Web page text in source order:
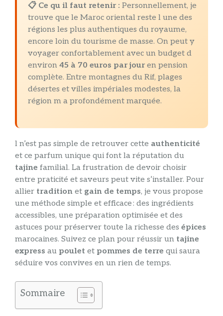
📋 Ce qu il faut retenir : Personnellement, je
trouve que le Maroc oriental reste l une des
régions les plus authentiques du royaume,
encore loin du tourisme de masse. On peut y
voyager confortablement avec un budget d
environ 45 à 70 euros par jouren pension
complète. Entre montagnes du Rif, plages
désertes et villes impériales modestes, la
région m a profondément marquée.
l n’est pas simple de retrouver cette authenticité
et ce parfum unique qui font la réputation du
tajine familial. La frustration de devoir choisir
entre praticité et saveurs peut vite s’installer. Pour
allier tradition et gain de temps, je vous propose
une méthode simple et efficace : des ingrédients
accessibles, une préparation optimisée et des
astuces pour préserver toute la richesse des épices
marocaines. Suivez ce plan pour réussir un tajine
express au poulet et pommes de terre qui saura
séduire vos convives en un rien de temps.
Sommaire